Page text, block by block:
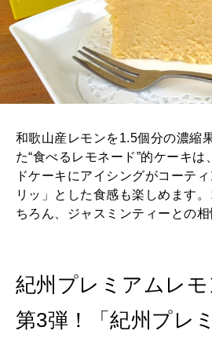
和歌山産レモンを1.5個分の濃縮
た“食べるレモネード”的ケーキは
ドケーキにアイシングがコーテ
リッ」とした食感も楽しめます
ちろん、ジャスミンティーとの
紀州プレミアムレ
第3弾！「紀州プレ